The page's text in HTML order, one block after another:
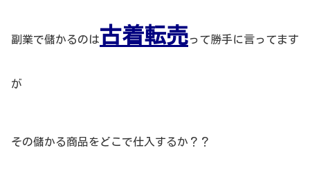
副業で儲かるのは古着転売って勝手に言ってます
が
その儲かる商品をどこで仕入するか？？